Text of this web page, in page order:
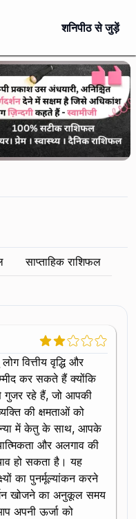
शनिपीठ से जुड़ें
साप्ताहिक राशिफल
वित्तीय वृद्धि और
कर सकते हैं क्योंकि
रहे हैं, जो आपकी
की क्षमताओं को
में केतु के साथ, आपके
और अलगाव की
हो सकता है। यह
का पुनर्मूल्यांकन करने
खोजने का अनुकूल समय
अपनी ऊर्जा को